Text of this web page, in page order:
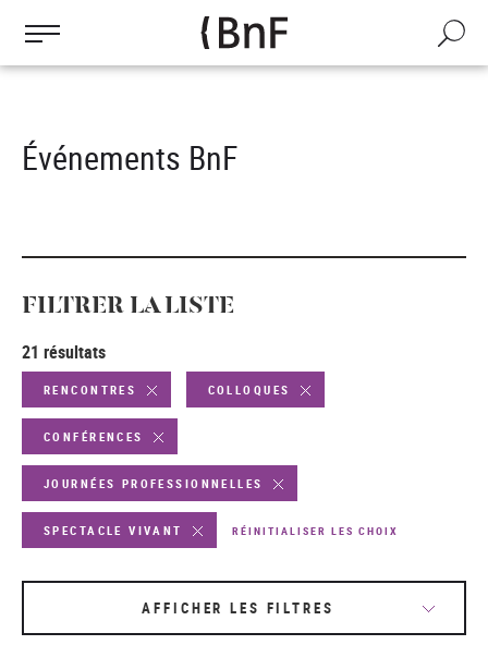
contenu
Recherche
Événements BnF
FILTRER LA LISTE
21 résultats
RENCONTRES COLLOQUES
CONFÉRENCES
JOURNÉES PROFESSIONNELLES
SPECTACLE VIVANT RÉINITIALISER LES CHOIX
AFFICHER LES FILTRES